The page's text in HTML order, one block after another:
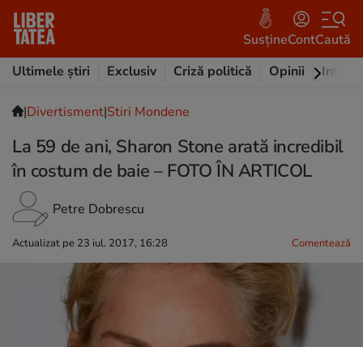
SusțineContCaută
Ultimele știri
Exclusiv Criză politică Opinii
|Divertisment|Stiri Mondene
La 59 de ani, Sharon Stone arată incredibil
în costum de baie – FOTO ÎN ARTICOL
Petre Dobrescu
Actualizat pe 23 iul. 2017, 16:28 Comentează